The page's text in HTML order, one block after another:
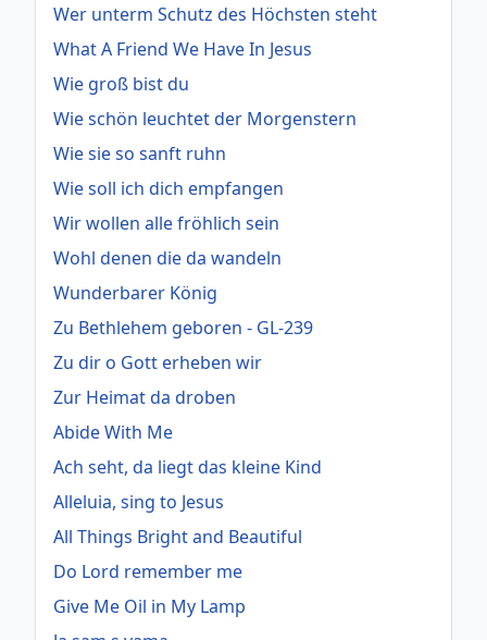
Wer unterm Schutz des Höchsten steht
What A Friend We Have In Jesus
Wie groß bist du
Wie schön leuchtet der Morgenstern
Wie sie so sanft ruhn
Wie soll ich dich empfangen
Wir wollen alle fröhlich sein
Wohl denen die da wandeln
Wunderbarer König
Zu Bethlehem geboren - GL-239
Zu dir o Gott erheben wir
Zur Heimat da droben
Abide With Me
Ach seht, da liegt das kleine Kind
Alleluia, sing to Jesus
All Things Bright and Beautiful
Do Lord remember me
Give Me Oil in My Lamp